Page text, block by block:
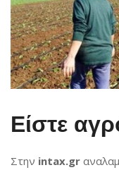
Είστε
Στην intax.gr